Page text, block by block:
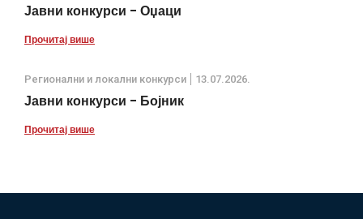
Јавни конкурси - Оџаци
Прочитај више
Регионални и локални конкурси 13.07.2026.
Јавни конкурси - Бојник
Прочитај више